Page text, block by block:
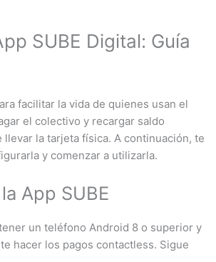
SUBE Digital: Guía
facilitar la vida de quienes usan el
el colectivo y recargar saldo
la tarjeta física. A continuación, te
y comenzar a utilizarla.
App SUBE
un teléfono Android 8 o superior y
hacer los pagos contactless. Sigue